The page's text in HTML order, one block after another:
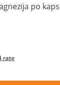
po
rate